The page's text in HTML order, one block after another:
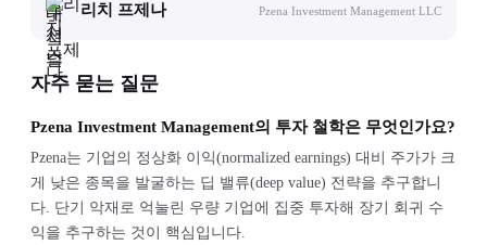
리치 프제나 Pzena Investment Management LLC
자주 묻는 질문
Pzena Investment Management의 투자 철학은 무엇인가요?
Pzena는 기업의 정상화 이익(normalized earnings) 대비 주가가 크
게 낮은 종목을 발굴하는 딥 밸류(deep value) 전략을 추구합니
다. 단기 악재로 억눌린 우량 기업에 집중 투자해 장기 회귀 수
익을 추구하는 것이 핵심입니다.